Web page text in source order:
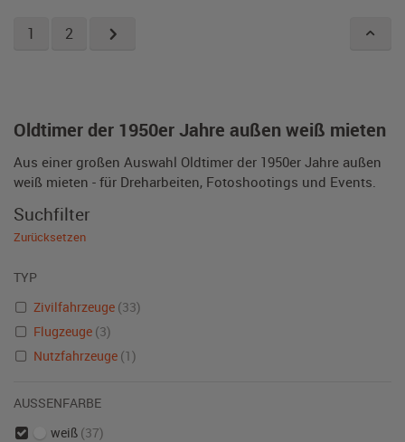
Oldtimer der 1950er Jahre außen weiß mieten
Aus einer großen Auswahl Oldtimer der 1950er Jahre außen
weiß mieten - für Dreharbeiten, Fotoshootings und Events.
1 2
Suchfilter
Zurücksetzen
TYP
Zivilfahrzeuge (33)
Flugzeuge (3)
Nutzfahrzeuge (1)
AUSSENFARBE
weiß (37)